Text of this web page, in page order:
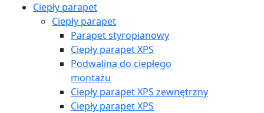
Ciepły parapet
Ciepły parapet
Parapet styropianowy
Ciepły parapet XPS
Podwalina do ciepłego
montażu
Ciepły parapet XPS zewnętrzny
Ciepły parapet XPS